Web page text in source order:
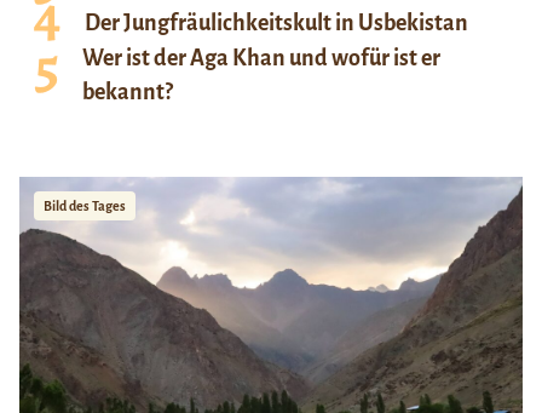
Der Jungfräulichkeitskult in Usbekistan
Wer ist der Aga Khan und wofür ist er
bekannt?
Bild des Tages